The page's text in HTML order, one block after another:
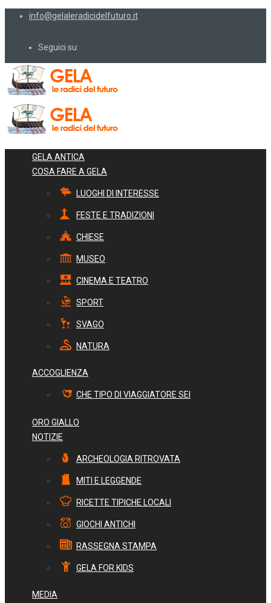
info@gelaleradicidelfuturo.it
Seguici su:
GELA ANTICA
COSA FARE A GELA
LUOGHI DI INTERESSE
FESTE E TRADIZIONI
CHIESE
MUSEO
CINEMA E TEATRO
SPORT
SVAGO
NATURA
ACCOGLIENZA
CHE TIPO DI VIAGGIATORE SEI
ORO GIALLO
NOTIZIE
ARCHEOLOGIA RITROVATA
MITI E LEGGENDE
RICETTE TIPICHE LOCALI
GIOCHI ANTICHI
RASSEGNA STAMPA
GELA FOR KIDS
MEDIA